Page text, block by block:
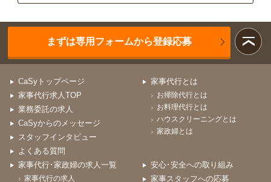
まずは専用フォームから登録応募
CaSyトップページ
家事代行求人TOP
業務委託の求人
CaSyからのメッセージ
スタッフインタビュー
よくある質問
家事代行とは
お掃除代行とは
お料理代行とは
ハウスクリーニングとは
家政婦とは
家事代行･家政婦の求人一覧
家事代行の求人
安心･安全への取り組み
家事スタッフへの応募